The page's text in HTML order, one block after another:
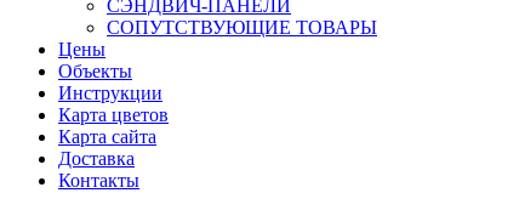
СЭНДВИЧ-ПАНЕЛИ
СОПУТСТВУЮЩИЕ ТОВАРЫ
Цены
Объекты
Инструкции
Карта цветов
Карта сайта
Доставка
Контакты